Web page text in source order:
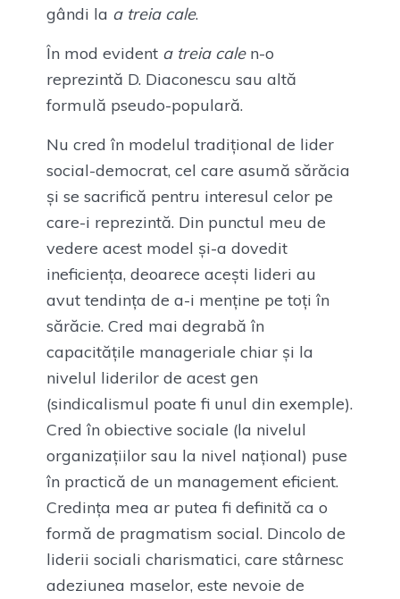
gândi la a treia cale.
În mod evident a treia calen-o
reprezintă D. Diaconescu sau altă
formulă pseudo-populară.
Nu cred în modelul tradițional de lider
social-democrat, cel care asumă sărăcia
și se sacrifică pentru interesul celor pe
care-i reprezintă. Din punctul meu de
vedere acest model și-a dovedit
ineficiența, deoarece acești lideri au
avut tendința de a-i menține pe toți în
sărăcie. Cred mai degrabă în
capacitățile manageriale chiar și la
nivelul liderilor de acest gen
(sindicalismul poate fi unul din exemple).
Cred în obiective sociale (la nivelul
organizațiilor sau la nivel național) puse
în practică de un management eficient.
Credința mea ar putea fi definită ca o
formă de pragmatism social. Dincolo de
liderii sociali charismatici, care stârnesc
adeziunea maselor, este nevoie de